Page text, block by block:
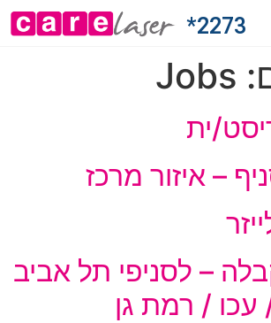
2273*
Jobs
ית
– איזור מרכז
– לסניפי תל אביב
/ רמת גן